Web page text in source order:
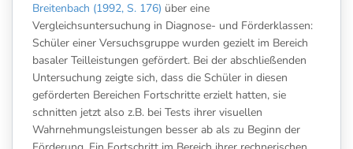
Breitenbach (1992, S. 176) über eine
Vergleichsuntersuchung in Diagnose- und Förderklassen:
Schüler einer Versuchsgruppe wurden gezielt im Bereich
basaler Teilleistungen gefördert. Bei der abschließenden
Untersuchung zeigte sich, dass die Schüler in diesen
geförderten Bereichen Fortschritte erzielt hatten, sie
schnitten jetzt also z.B. bei Tests ihrer visuellen
Wahrnehmungsleistungen besser ab als zu Beginn der